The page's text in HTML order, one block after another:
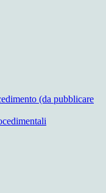
(da pubblicare